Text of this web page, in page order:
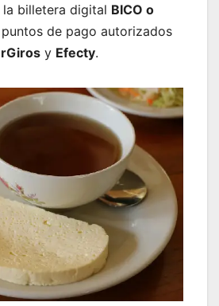
la billetera digital BICO o
de pago autorizados
y Efecty.